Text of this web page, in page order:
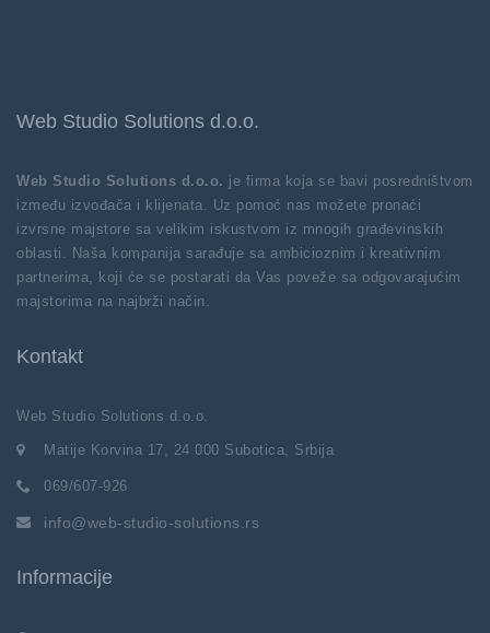
Web Studio Solutions d.o.o.
Web Studio Solutions d.o.o. je firma koja se bavi posredništvom
između izvođača i klijenata. Uz pomoć nas možete pronaći
izvrsne majstore sa velikim iskustvom iz mnogih građevinskih
oblasti. Naša kompanija sarađuje sa ambicioznim i kreativnim
partnerima, koji će se postarati da Vas poveže sa odgovarajućim
majstorima na najbrži način.
Kontakt
Web Studio Solutions d.o.o.
Matije Korvina 17, 24 000 Subotica, Srbija
069/607-926
info@web-studio-solutions.rs
Informacije